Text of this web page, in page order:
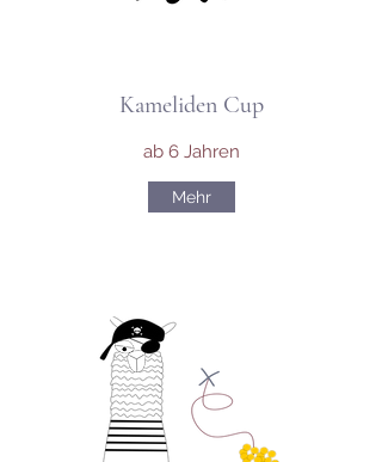
Kameliden Cup
ab 6 Jahren
Mehr